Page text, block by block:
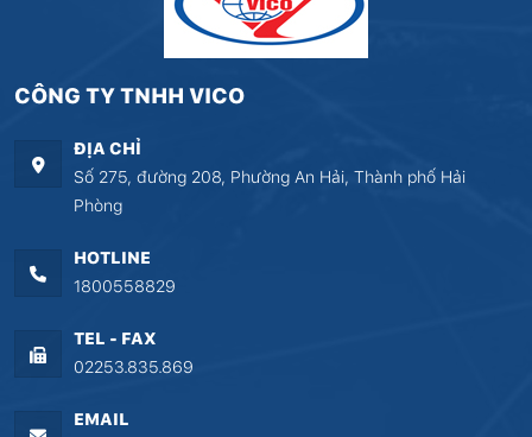
CÔNG TY TNHH VICO
ĐỊA CHỈ
Số 275, đường 208, Phường An Hải, Thành phố Hải
Phòng
HOTLINE
1800558829
TEL - FAX
02253.835.869
EMAIL